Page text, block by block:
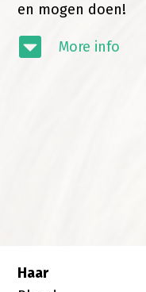
en mogen doen!
More info
Haar